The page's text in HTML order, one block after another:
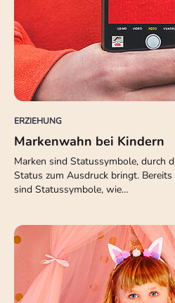
ERZIEHUNG
Markenwahn bei Kindern
Marken sind Statussymbole, durch
Status zum Ausdruck bringt.
sind Statussymbole, wie…